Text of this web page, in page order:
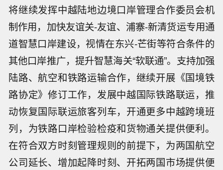
将继续发挥中越陆地边境口岸管理合作委员会机
制作用，加快友谊关-友谊、浦寨-新清货运专用通
道智慧口岸建设，视情在东兴-芒街等符合条件的
其他口岸推广，提升智慧海关“软联通”。支持加强
陆路、航空和铁路运输合作，继续开展《国境铁
路协定》修订工作，发展中越国际铁路联运，推
动恢复国际联运旅客列车，开通更多中越跨境班
列，为铁路口岸检验检疫和货物通关提供便利。
在符合双方时刻管理规则的前提下，为两国航空
公司延长、增加起降时刻、开拓两国市场提供便